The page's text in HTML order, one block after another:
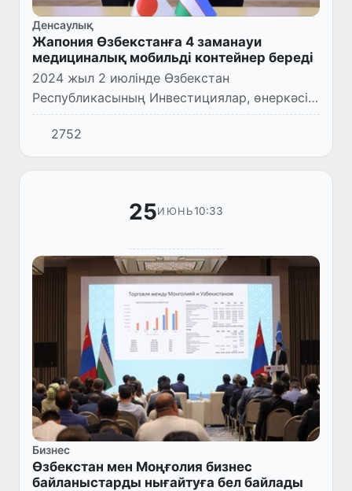
Денсаулық
Жапония Өзбекстанға 4 заманауи
медициналық мобильді контейнер береді
2024 жыл 2 июлінде Өзбекстан
Республикасының Инвестициялар, өнеркәсіп
және сауда министрі Лазиз Кудратовпен
және Жапонияның Өзбекстан
Республикасындағы Төтенше және Өкілетті
2752
25ИЮНЬ10:33
Бизнес
Өзбекстан мен Моңғолия бизнес
байланыстарды нығайтуға бел байлады